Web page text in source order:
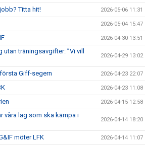
Titta hit! 2026-05-06 11:31
2026-05-04 15:47
2026-04-30 13:51
träningsavgifter: ”Vi vill
2026-04-29 13:02
Giff-segern 2026-04-23 22:07
2026-04-23 11:08
2026-04-15 12:58
våra lag som ska kämpa i
2026-04-14 18:20
möter LFK 2026-04-14 11:07